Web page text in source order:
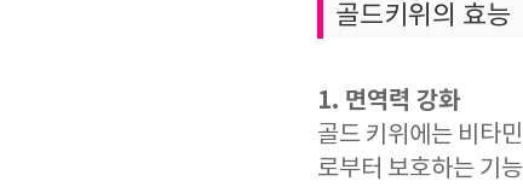
골드키위의 효능
1. 면역력 강화
골드 키위에는 비타
로부터 보호하는 기